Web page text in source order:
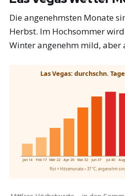
Die angenehmsten Monate
Herbst. Im Hochsommer
Winter angenehm mild, aber
Las Vegas: durchschn.
Jan 14 Feb 17 Mär 22 Apr 26 Mai 32 Jun 37 Jul 40
Rot = Hitzemonate > 37 °C; angenehm